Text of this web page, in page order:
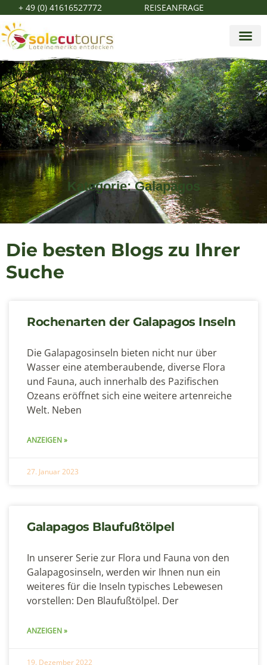
+ 49 (0) 41616527772 REISEANFRAGE
Kategorie: Galapagos
Die besten Blogs zu Ihrer
Suche
Rochenarten der Galapagos Inseln
Die Galapagosinseln bieten nicht nur über
Wasser eine atemberaubende, diverse Flora
und Fauna, auch innerhalb des Pazifischen
Ozeans eröffnet sich eine weitere artenreiche
Welt. Neben
ANZEIGEN »
27. Januar 2023
Galapagos Blaufußtölpel
In unserer Serie zur Flora und Fauna von den
Galapagosinseln, werden wir Ihnen nun ein
weiteres für die Inseln typisches Lebewesen
vorstellen: Den Blaufußtölpel. Der
ANZEIGEN »
19. Dezember 2022